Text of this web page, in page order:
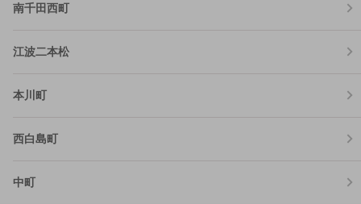
南千田西町
江波二本松
本川町
西白島町
中町